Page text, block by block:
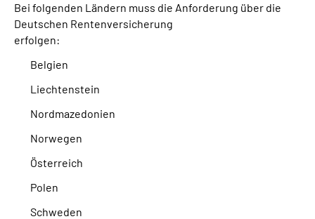
Bei folgenden Ländern muss die Anforderung über die
Deutschen Rentenversicherung
erfolgen:
Belgien
Liechtenstein
Nordmazedonien
Norwegen
Österreich
Polen
Schweden